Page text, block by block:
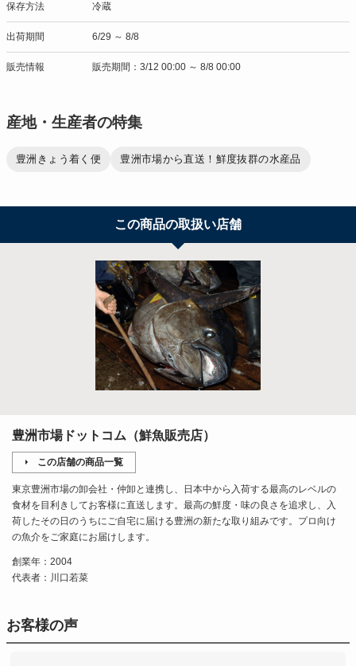
保存方法 冷蔵
出荷期間 6/29 ～ 8/8
販売情報 販売期間：3/12 00:00 ～ 8/8 00:00
産地・生産者の特集
豊洲きょう着く便 豊洲市場から直送！鮮度抜群の水産品
この商品の取扱い店舗
豊洲市場ドットコム（鮮魚販売店）
この店舗の商品一覧
東京豊洲市場の卸会社・仲卸と連携し、日本中から入荷する最高のレベルの
食材を目利きしてお客様に直送します。最高の鮮度・味の良さを追求し、入
荷したその日のうちにご自宅に届ける豊洲の新たな取り組みです。プロ向け
の魚介をご家庭にお届けします。
創業年：2004
代表者：川口若菜
お客様の声